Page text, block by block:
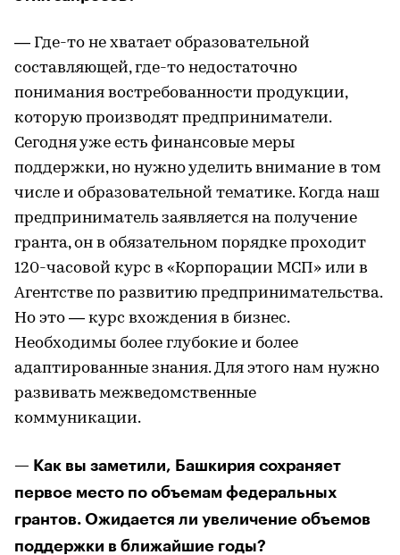
— Где-то не хватает образовательной
составляющей, где-то недостаточно
понимания востребованности продукции,
которую производят предприниматели.
Сегодня уже есть финансовые меры
поддержки, но нужно уделить внимание в том
числе и образовательной тематике. Когда наш
предприниматель заявляется на получение
гранта, он в обязательном порядке проходит
120-часовой курс в «Корпорации МСП» или в
Агентстве по развитию предпринимательства.
Но это — курс вхождения в бизнес.
Необходимы более глубокие и более
адаптированные знания. Для этого нам нужно
развивать межведомственные
коммуникации.
— Как вы заметили, Башкирия сохраняет
первое место по объемам федеральных
грантов. Ожидается ли увеличение объемов
поддержки в ближайшие годы?